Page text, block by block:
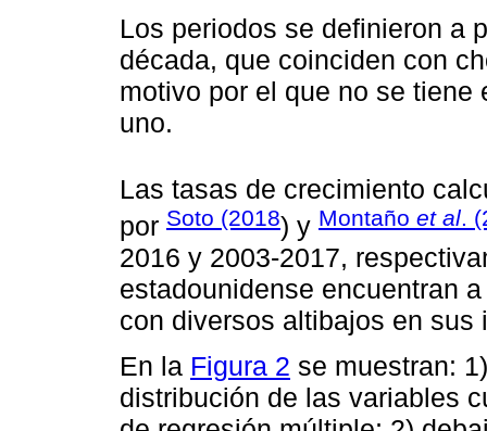
Los periodos se definieron a
década, que coinciden con
motivo por el que no se
uno.
Las tasas de crecimiento
por Soto (2018) y Montaño et al.
2016 y 2003-2017,
estadounidense encuentran
con diversos altibajos en sus
En la Figura 2 se muestran:
distribución de las variables